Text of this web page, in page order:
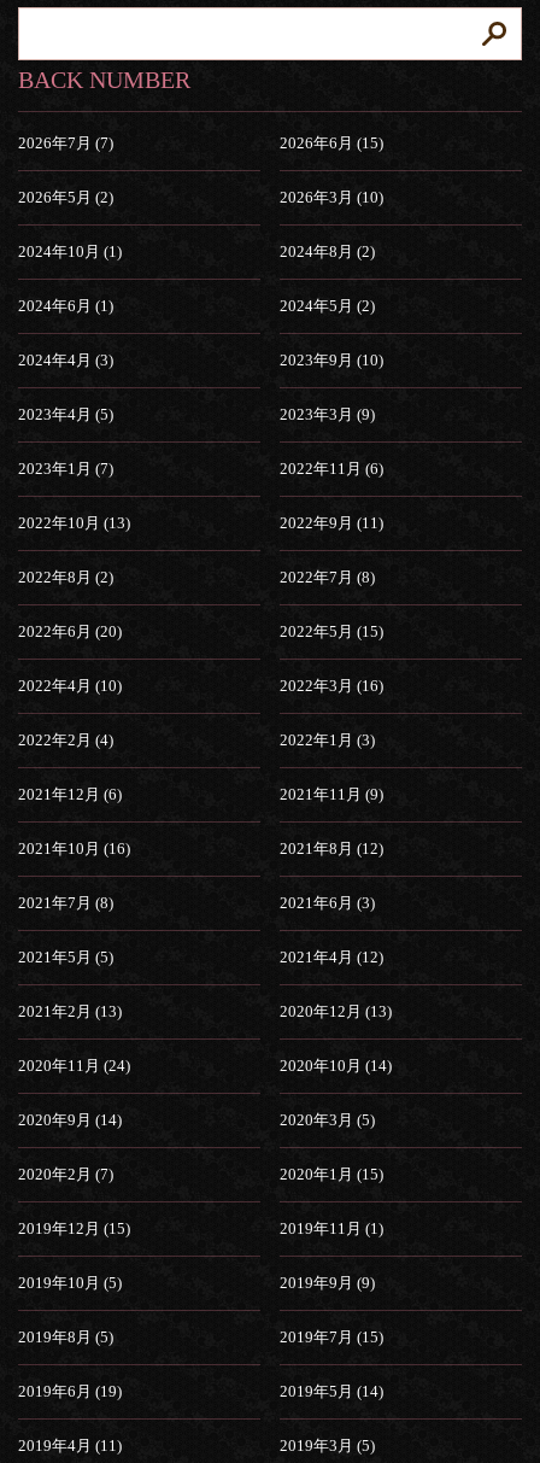
BACK NUMBER
2026年7月 (7) 2026年6月 (15)
2026年5月 (2) 2026年3月 (10)
2024年10月 (1) 2024年8月 (2)
2024年6月 (1) 2024年5月 (2)
2024年4月 (3) 2023年9月 (10)
2023年4月 (5) 2023年3月 (9)
2023年1月 (7) 2022年11月 (6)
2022年10月 (13) 2022年9月 (11)
2022年8月 (2) 2022年7月 (8)
2022年6月 (20) 2022年5月 (15)
2022年4月 (10) 2022年3月 (16)
2022年2月 (4) 2022年1月 (3)
2021年12月 (6) 2021年11月 (9)
2021年10月 (16) 2021年8月 (12)
2021年7月 (8) 2021年6月 (3)
2021年5月 (5) 2021年4月 (12)
2021年2月 (13) 2020年12月 (13)
2020年11月 (24) 2020年10月 (14)
2020年9月 (14) 2020年3月 (5)
2020年2月 (7) 2020年1月 (15)
2019年12月 (15) 2019年11月 (1)
2019年10月 (5) 2019年9月 (9)
2019年8月 (5) 2019年7月 (15)
2019年6月 (19) 2019年5月 (14)
2019年4月 (11) 2019年3月 (5)